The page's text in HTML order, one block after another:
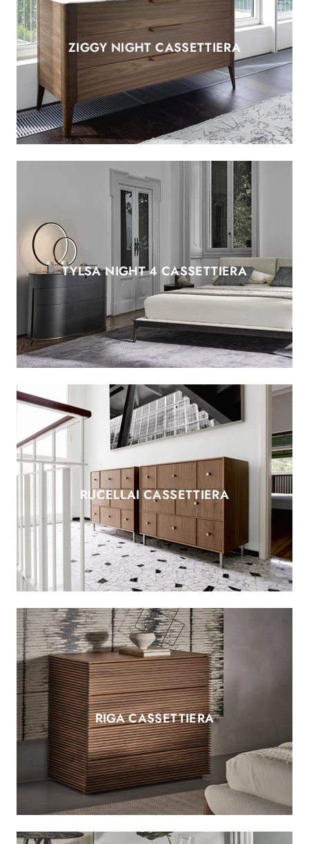
ZIGGY NIGHT CASSETTIERA
TYLSA NIGHT 4 CASSETTIERA
RUCELLAI CASSETTIERA
RIGA CASSETTIERA